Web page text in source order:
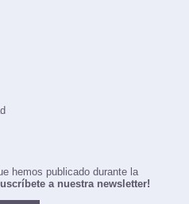
hemos publicado durante la
a nuestra newsletter!